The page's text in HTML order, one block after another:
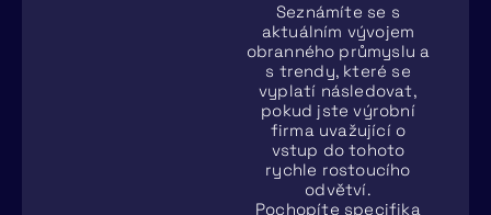
Seznámíte se s
aktuálním vývojem
obranného průmyslu a
s trendy, které se
vyplatí následovat,
pokud jste výrobní
firma uvažující o
vstup do tohoto
rychle rostoucího
odvětví.
Pochopíte specifika